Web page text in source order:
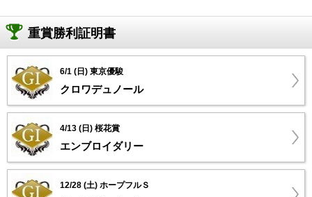
重賞勝利証明書
6/1 (日) 東京優駿
クロワデュノール
4/13 (日) 桜花賞
エンブロイダリー
12/28 (土) ホープフルＳ